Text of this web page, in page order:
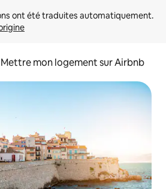
Mettre mon logement sur Airbnb